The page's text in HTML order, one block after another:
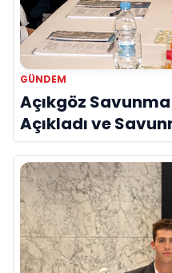
GÜNDEM
Açıkgöz
Açıkladı ve
Vurgusu